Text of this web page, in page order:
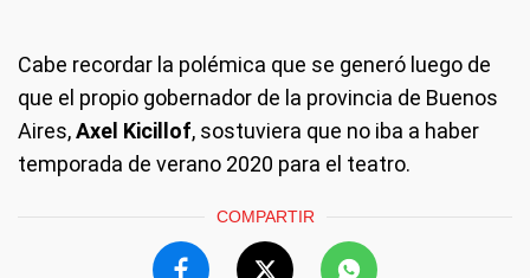
Cabe recordar la polémica que se generó luego de
que el propio gobernador de la provincia de Buenos
Aires,Axel Kicillof, sostuviera que no iba a haber
temporada de verano 2020 para el teatro.
COMPARTIR